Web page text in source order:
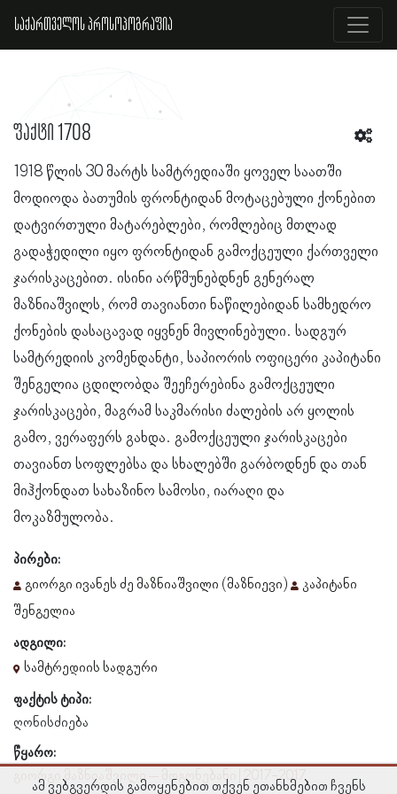
საქართველოს პროსოპოგრაფია
ფაქტი 1708
1918 წლის 30 მარტს სამტრედიაში ყოველ საათში
მოდიოდა ბათუმის ფრონტიდან მოტაცებული ქონებით
დატვირთული მატარებლები, რომლებიც მთლად
გადაჭედილი იყო ფრონტიდან გამოქცეული ქართველი
ჯარისკაცებით. ისინი არწმუნებდნენ გენერალ
მაზნიაშვილს, რომ თავიანთი ნაწილებიდან სამხედრო
ქონების დასაცავად იყვნენ მივლინებული. სადგურ
სამტრედიის კომენდანტი, საპიორის ოფიცერი კაპიტანი
შენგელია ცდილობდა შეეჩერებინა გამოქცეული
ჯარისკაცები, მაგრამ საკმარისი ძალების არ ყოლის
გამო, ვერაფერს გახდა. გამოქცეული ჯარისკაცები
თავიანთ სოფლებსა და სხალებში გარბოდნენ და თან
მიჰქონდათ სახაზინო სამოსი, იარაღი და
მოკაზმულობა.
პირები:
გიორგი ივანეს ძე მაზნიაშვილი (მაზნიევი)
კაპიტანი
შენგელია
ადგილი:
სამტრედიის სადგური
ფაქტის ტიპი:
ღონისძიება
წყარო:
გიორგი მაზნიაშვილი – მოგონებანი | 2017-2017
ამ ვებგვერდის გამოყენებით თქვენ ეთანხმებით ჩვენს